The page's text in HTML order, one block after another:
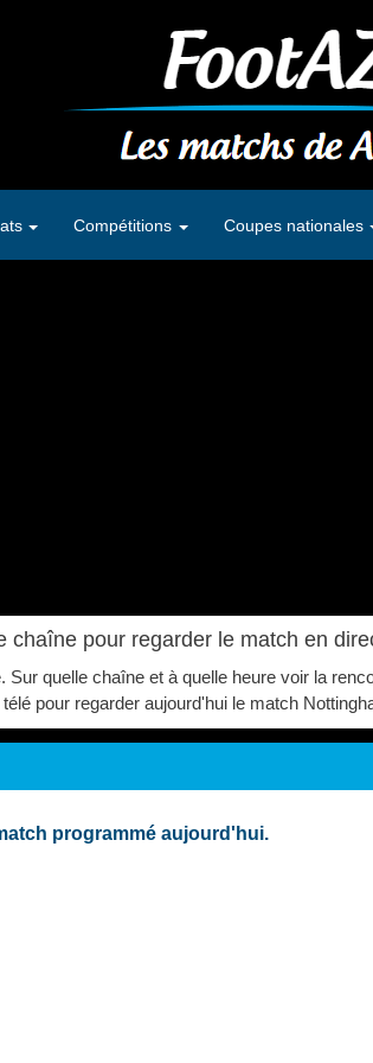
chaîne pour regarder le match en
Sur quelle chaîne et à quelle heure voir la
pour regarder aujourd'hui le match
programmé aujourd'hui.
Compétitions Coupes nationales